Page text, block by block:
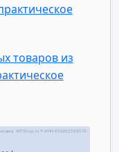
товаров из